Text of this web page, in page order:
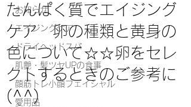
お知らせ
エイジングケア
ドライヘッドスパ
肌艶・髪ツヤUPの食事
顔筋トレ小顔フェイシャル
愛用品
たんぱく質でエイジング
ケア 卵の種類と黄身の
色について☆☆卵をセレ
クトするときのご参考に
(^^)